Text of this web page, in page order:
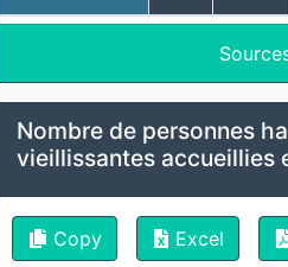
Nombre de personnes
vieillissantes accueillies
Copy Excel